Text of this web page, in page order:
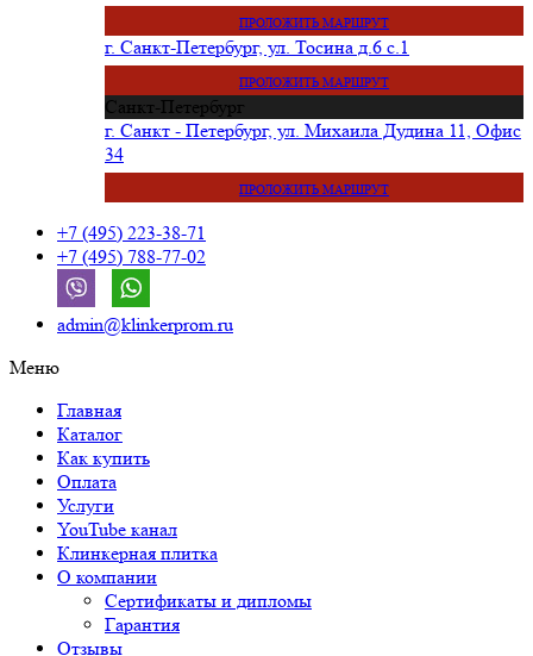
ПРОЛОЖИТЬ МАРШРУТ
г. Санкт-Петербург, ул. Тосина д.6 с.1
ПРОЛОЖИТЬ МАРШРУТ
Санкт-Петербург
г. Санкт - Петербург, ул. Михаила Дудина 11, Офис
34
ПРОЛОЖИТЬ МАРШРУТ
+7 (495) 223-38-71
+7 (495) 788-77-02
admin@klinkerprom.ru
Меню
Главная
Каталог
Как купить
Оплата
Услуги
YouTube канал
Клинкерная плитка
О компании
Сертификаты и дипломы
Гарантия
Отзывы